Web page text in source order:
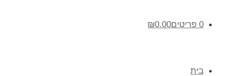
0 פריטים ₪0.00
בית